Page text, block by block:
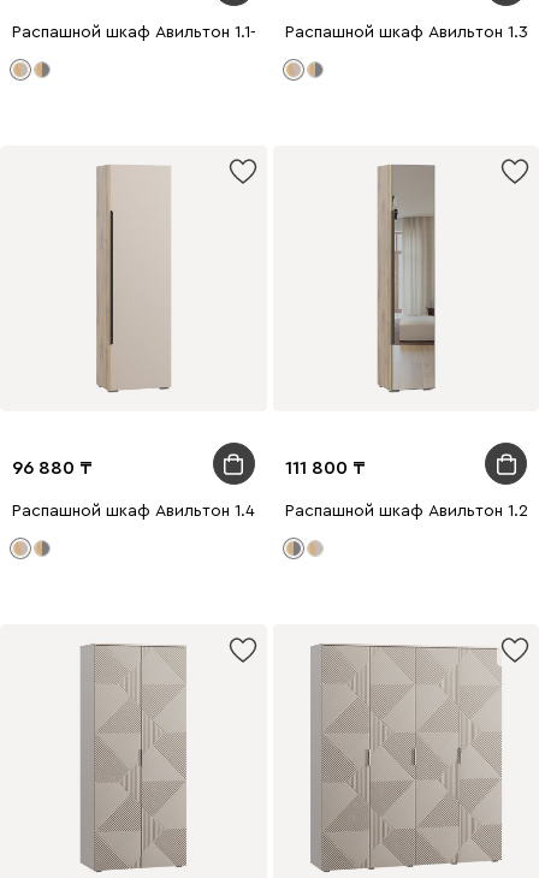
Распашной шкаф Авильтон 1.1-43x205 ЛаттеРаспашной шкаф Авильтон
96 880
Распашной шкаф Авильтон 1.4-60x205 Латте
111 800
Распашной шкаф Авильтон